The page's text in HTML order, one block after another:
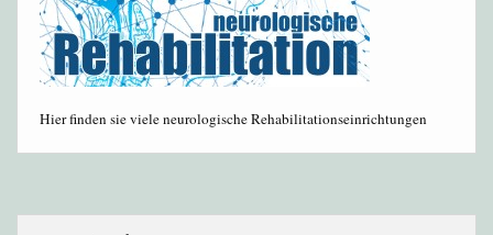
Hier finden sie viele neurologische Rehabilitationseinrichtungen